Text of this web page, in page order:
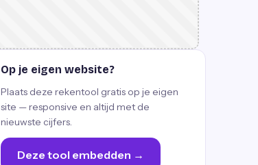
Op je eigen website?
Plaats deze rekentool gratis op je eigen
site — responsive en altijd met de
nieuwste cijfers.
Deze tool embedden →